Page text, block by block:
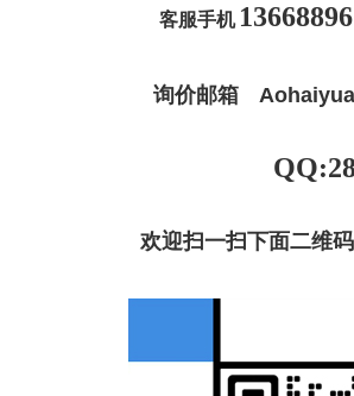
客服手机
询价邮箱
欢迎扫一扫下面二维